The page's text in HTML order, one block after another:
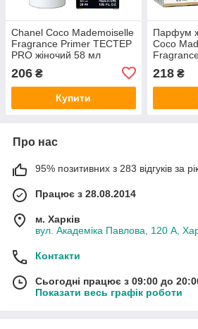
Chanel Coco Mademoiselle
Fragrance Primer ТЕСТЕР
PRO жіночий 58 мл
206 ₴
Купити
Парфум
Coco
218₴
Про нас
95% позитивних з 283 відгуків за
Працює з 28.08.2014
м. Харків
вул. Академіка Павлова, 120 А,
Контакти
Сьогодні працює з 09:00 до
Показати весь графік роботи